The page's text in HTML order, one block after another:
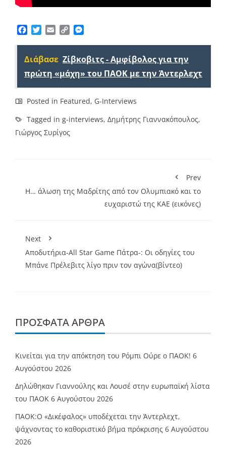
Facebook
TwitterEmailCopy
Διάβασε Ζίβκοβιτς - Αμφίβολος για την
πρώτη «μάχη» του ΠΑΟΚ με την Άντερλεχτ
Posted in Featured, G-Interviews
Tagged in g-interviews, Δημήτρης Γιαννακόπουλος,
Γιώργος Συρίγος
Prev
Η… άλωση της Μαδρίτης από τον Ολυμπιακό και το
ευχαριστώ της ΚΑΕ (εικόνες)
Next
Aποδυτήρια-All Star Game Πάτρα-: Οι οδηγίες του
Μπάνε Πρέλεβιτς λίγο πριν τον αγώνα(βίντεο)
ΠΡΌΣΦΑΤΑ ΆΡΘΡΑ
Κινείται για την απόκτηση του Ρόμπι Ούρε ο ΠΑΟΚ! 6
Αυγούστου 2026
Δηλώθηκαν Γιαννούλης και Λουσέ στην ευρωπαϊκή λίστα
του ΠΑΟΚ 6 Αυγούστου 2026
ΠΑΟΚ:Ο «Δικέφαλος» υποδέχεται την Άντερλεχτ,
ψάχνοντας το καθοριστικό βήμα πρόκρισης 6 Αυγούστου
2026